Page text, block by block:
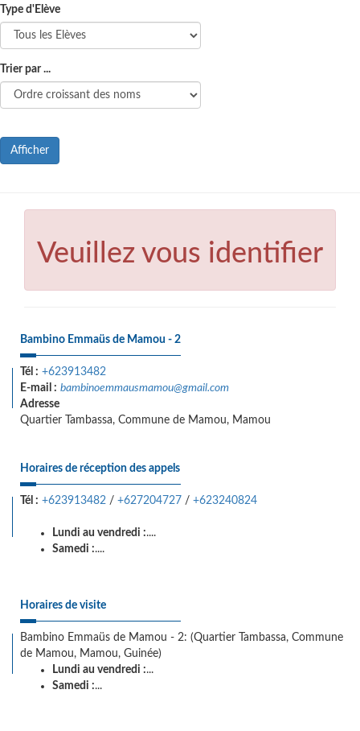
Type d'Elève
Trier par ...
Afficher
Veuillez vous identifier
Bambino Emmaüs de Mamou - 2
Tél : +623913482
E-mail : bambinoemmausmamou@gmail.com
Adresse
Quartier Tambassa, Commune de Mamou, Mamou
Horaires de réception des appels
Tél : +623913482 / +627204727 / +623240824
Lundi au vendredi :....
Samedi :....
Horaires de visite
Bambino Emmaüs de Mamou - 2: (Quartier Tambassa, Commune
de Mamou, Mamou, Guinée)
Lundi au vendredi :...
Samedi :...